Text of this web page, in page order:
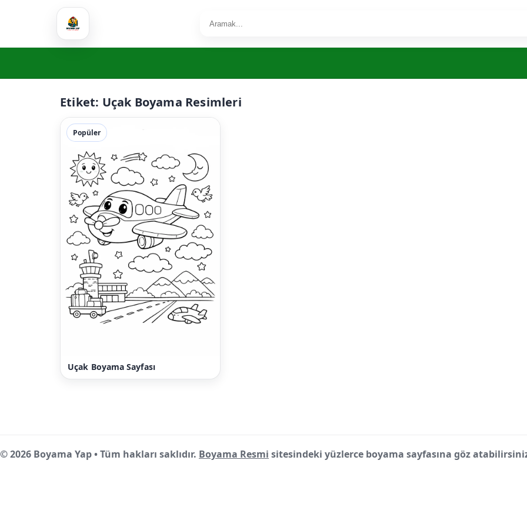
Etiket: Uçak Boyama Resimleri
Popüler
Uçak Boyama Sayfası
© 2026 Boyama Yap • Tüm hakları saklıdır. Boyama Resmi sitesindeki yüzlerce boyama sayfasına göz